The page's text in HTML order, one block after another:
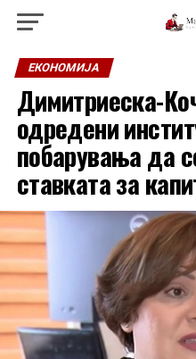
ЕКОНОМИЈА
Димитриеска-
одредени
побарувања да
ставката за